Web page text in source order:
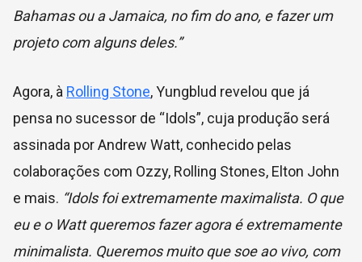
Bahamas ou a Jamaica, no fim do ano, e fazer um
projeto com alguns deles.”
Agora, à Rolling Stone, Yungblud revelou que já
pensa no sucessor de “Idols”, cuja produção será
assinada por Andrew Watt, conhecido pelas
colaborações com Ozzy, Rolling Stones, Elton John
e mais. “Idols foi extremamente maximalista. O que
eu e o Watt queremos fazer agora é extremamente
minimalista. Queremos muito que soe ao vivo, com